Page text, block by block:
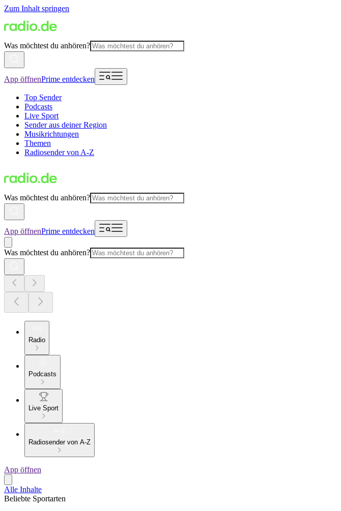
Zum Inhalt springen
Was möchtest du anhören?
App öffnenPrime entdecken
Top Sender
Podcasts
Live Sport
Sender aus deiner Region
Musikrichtungen
Themen
Radiosender von A-Z
Was möchtest du anhören?
App öffnenPrime entdecken
Was möchtest du anhören?
Radio
Podcasts
Live Sport
Radiosender von A-Z
App öffnen
Alle Inhalte
Beliebte Sportarten